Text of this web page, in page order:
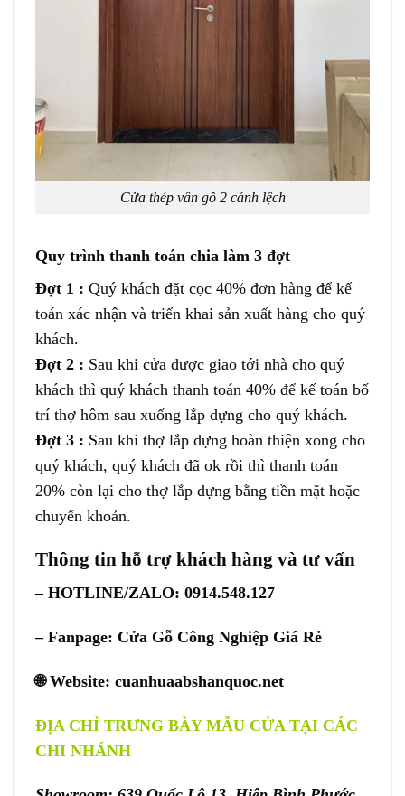
Cửa thép vân gỗ 2 cánh lệch
Quy trình thanh toán chia làm 3 đợt
Đợt 1 : Quý khách đặt cọc 40% đơn hàng để kế
toán xác nhận và triển khai sản xuất hàng cho quý
khách.
Đợt 2 : Sau khi cửa được giao tới nhà cho quý
khách thì quý khách thanh toán 40% để kế toán bố
trí thợ hôm sau xuống lắp dựng cho quý khách.
Đợt 3 : Sau khi thợ lắp dựng hoàn thiện xong cho
quý khách, quý khách đã ok rồi thì thanh toán
20% còn lại cho thợ lắp dựng bằng tiền mặt hoặc
chuyển khoản.
Thông tin hỗ trợ khách hàng và tư vấn
– HOTLINE/ZALO: 0914.548.127
– Fanpage: Cửa Gỗ Công Nghiệp Giá Rẻ
🌐 Website: cuanhuaabshanquoc.net
ĐỊA CHỈ TRƯNG BÀY MẪU CỬA TẠI CÁC
CHI NHÁNH